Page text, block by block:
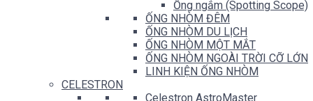
Ống ngắm (Spotting Scope)
ỐNG NHÒM ĐÊM
ỐNG NHÒM DU LỊCH
ỐNG NHÒM MỘT MẮT
ỐNG NHÒM NGOÀI TRỜI CỠ LỚN
LINH KIỆN ỐNG NHÒM
CELESTRON
Celestron AstroMaster